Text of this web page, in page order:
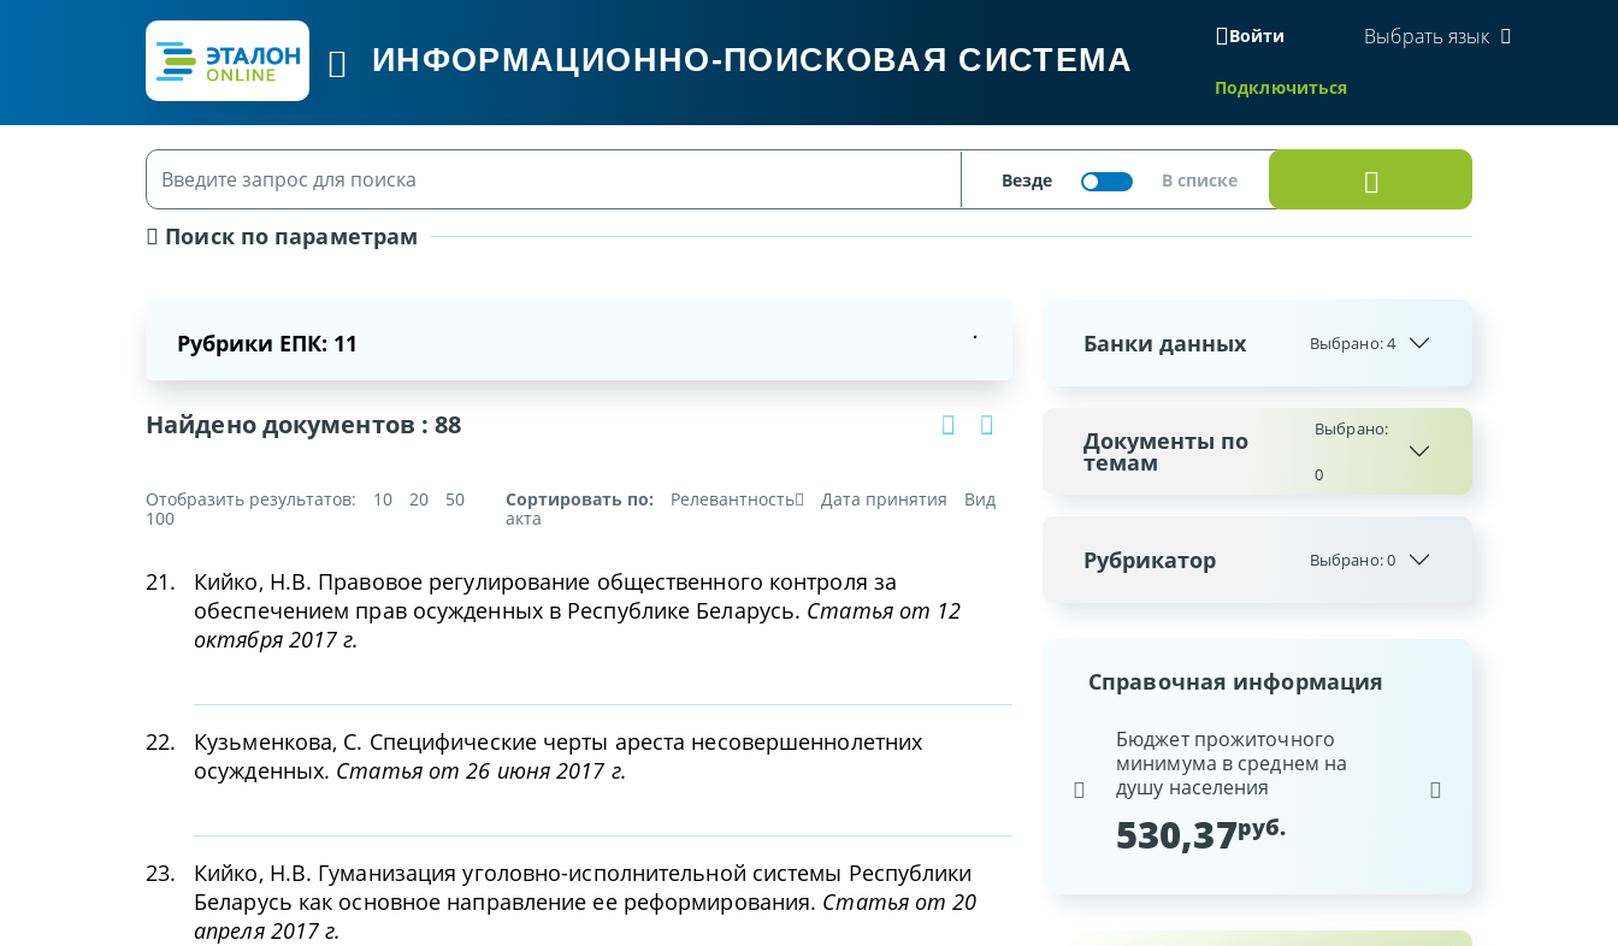
ИНФОРМАЦИОННО-ПОИСКОВАЯ СИСТЕМА
Войти
Подключиться
Выбрать язык
Поиск по параметрам
Рубрики ЕПК: 11
Найдено документов :88
Отобразить результатов: 10 20
50
100
Сортировать по: Релевантность Дата принятия
Вид
акта
21.
Кийко, Н.В. Правовое регулирование общественного контроля за
обеспечением прав осужденных в Республике Беларусь. Статья от 12
октября 2017 г.
22.
Кузьменкова, С. Специфические черты ареста несовершеннолетних
осужденных. Статья от 26 июня 2017 г.
23.
Кийко, Н.В. Гуманизация уголовно-исполнительной системы Республики
Беларусь как основное направление ее реформирования. Статья от 20
апреля 2017 г.
Банки данных Выбрано:4
Документы по
темам
Выбрано:
0
Рубрикатор Выбрано:0
Справочная информация
Базовая арендная величина
Бюджет прожиточного
минимума в среднем на
душу населения
530,37руб.
Республики Беларусь